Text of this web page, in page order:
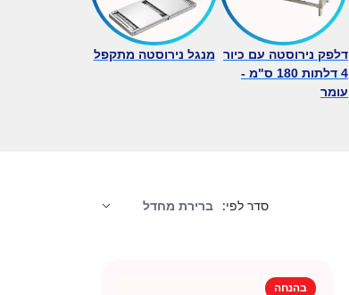
דלפק נירוסטה עם כיור
4 דלתות 180 ס"מ -
עומר
מנגל נירוסטה מתקפל
סדר לפי:
בהנחה